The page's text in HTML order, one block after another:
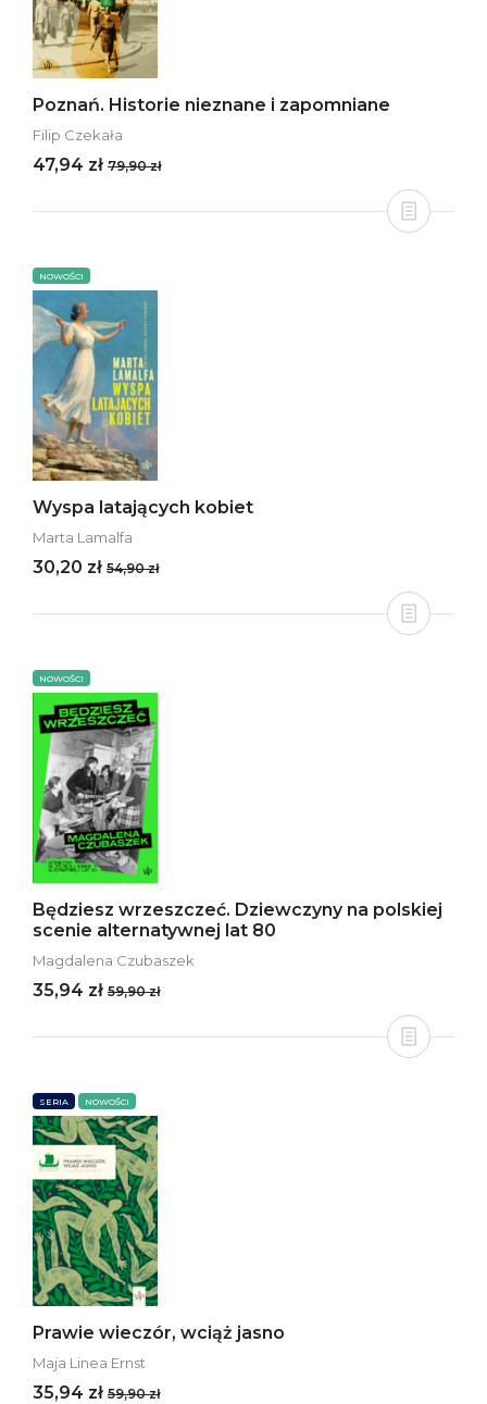
Poznań. Historie nieznane i zapomniane
Filip Czekała
47,94 zł 79,90 zł
NOWOŚCI
Wyspa latających kobiet
Marta Lamalfa
30,20 zł 54,90 zł
NOWOŚCI
Będziesz wrzeszczeć. Dziewczyny na polskiej
scenie alternatywnej lat 80
Magdalena Czubaszek
35,94 zł 59,90 zł
SERIA NOWOŚCI
Prawie wieczór, wciąż jasno
Maja Linea Ernst
35,94 zł 59,90 zł